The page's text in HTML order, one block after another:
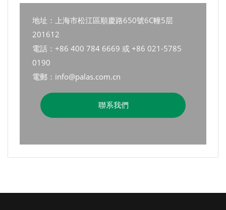
地址：上海市松江區順慶路650號6C幢5层
201612
電話：+86 400 784 6669 或 +86 021-5785
0190
電郵：info@palas.com.cn
聯系我們